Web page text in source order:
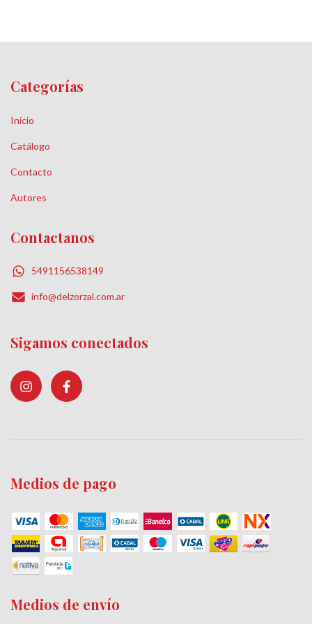
Categorías
Inicio
Catálogo
Contacto
Autores
Contactanos
5491156538149
info@delzorzal.com.ar
Sigamos conectados
Medios de pago
Medios de envío